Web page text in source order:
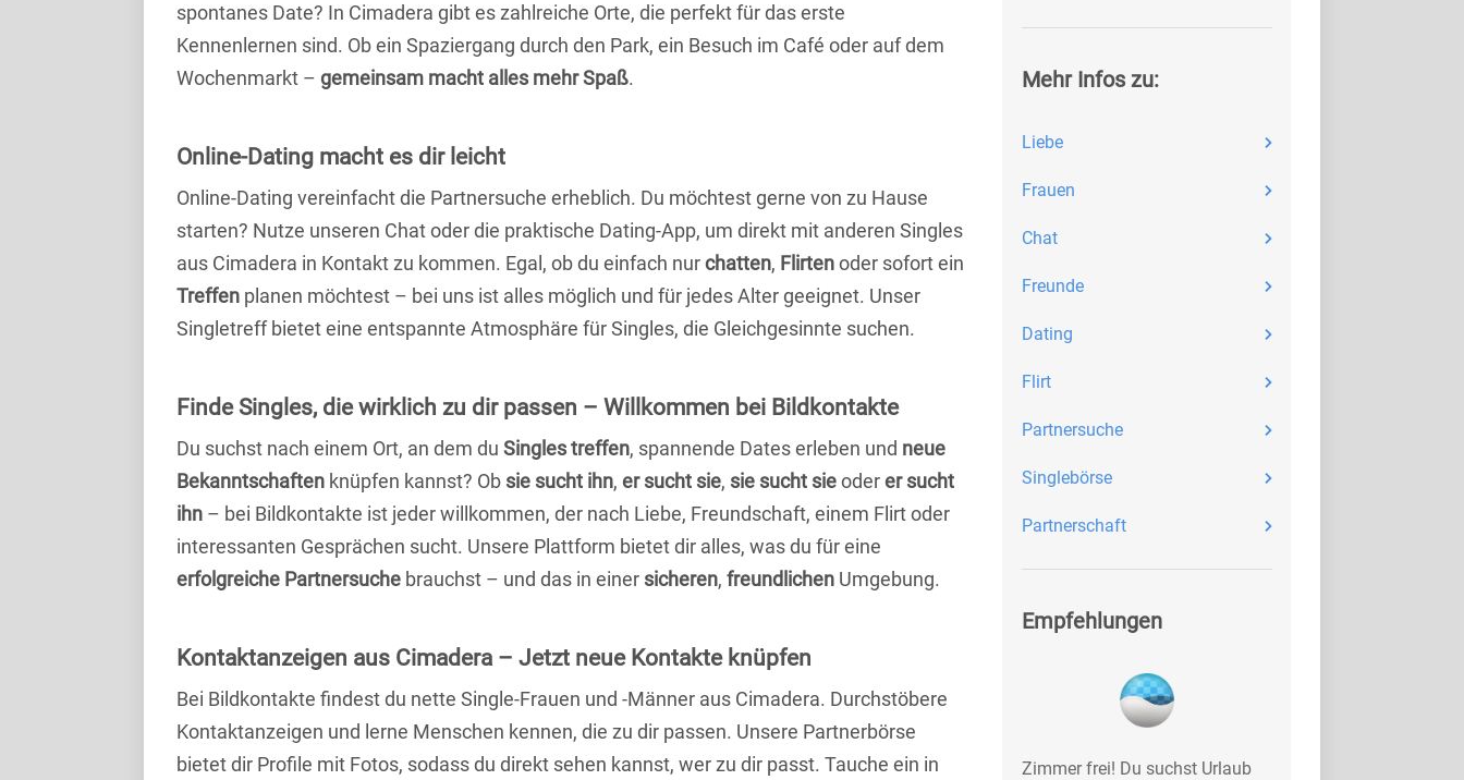
spontanes Date? In Cimadera gibt es zahlreiche Orte, die perfekt für das erste
Kennenlernen sind. Ob ein Spaziergang durch den Park, ein Besuch im Café oder auf dem
Wochenmarkt – gemeinsam macht alles mehr Spaß.
Online-Dating macht es dir leicht
Online-Dating vereinfacht die Partnersuche erheblich. Du möchtest gerne von zu Hause
starten? Nutze unseren Chat oder die praktische Dating-App, um direkt mit anderen Singles
aus Cimadera in Kontakt zu kommen. Egal, ob du einfach nurchatten, Flirtenoder sofort ein
Treffen planen möchtest – bei uns ist alles möglich und für jedes Alter geeignet. Unser
Singletreff bietet eine entspannte Atmosphäre für Singles, die Gleichgesinnte suchen.
Finde Singles, die wirklich zu dir passen – Willkommen bei Bildkontakte
Du suchst nach einem Ort, an dem du Singles treffen, spannende Dates erleben und neue
Bekanntschaften knüpfen kannst? Ob sie sucht ihn, er sucht sie, sie sucht sieoderer sucht
ihn – bei Bildkontakte ist jeder willkommen, der nach Liebe, Freundschaft, einem Flirt oder
interessanten Gesprächen sucht. Unsere Plattform bietet dir alles, was du für eine
erfolgreiche Partnersuche brauchst – und das in einer sicheren, freundlichen Umgebung.
Kontaktanzeigen aus Cimadera – Jetzt neue Kontakte knüpfen
Bei Bildkontakte findest du nette Single-Frauen und -Männer aus Cimadera. Durchstöbere
Kontaktanzeigen und lerne Menschen kennen, die zu dir passen. Unsere Partnerbörse
bietet dir Profile mit Fotos, sodass du direkt sehen kannst, wer zu dir passt. Tauche ein in
Mehr Infos zu:
Liebe
Frauen
Chat
Freunde
Dating
Flirt
Partnersuche
Singlebörse
Partnerschaft
Empfehlungen
Zimmer frei! Du suchst Urlaub